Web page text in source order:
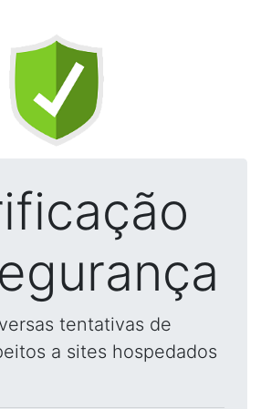
tentativas de
a sites hospedados